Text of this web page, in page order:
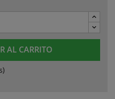
AL CARRITO
)